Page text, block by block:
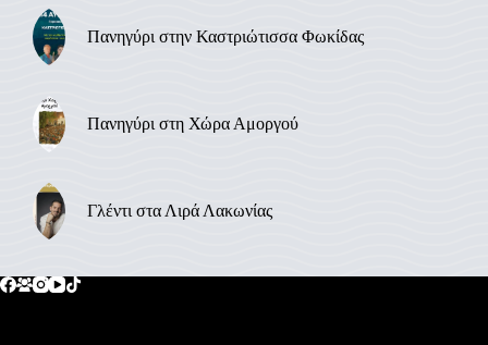
Πανηγύρι στην Καστριώτισσα Φωκίδας
Πανηγύρι στη Χώρα Αμοργού
Γλέντι στα Λιρά Λακωνίας